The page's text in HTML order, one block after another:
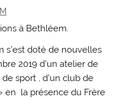
s’est doté de nouvelles
2019 d’un atelier de
sport , d’un club de
en la présence du Frère